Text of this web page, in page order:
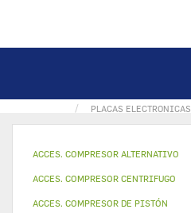
PLACAS ELECTRONICAS
ACCES. COMPRESOR ALTERNATIVO
ACCES. COMPRESOR CENTRIFUGO
ACCES. COMPRESOR DE PISTÓN